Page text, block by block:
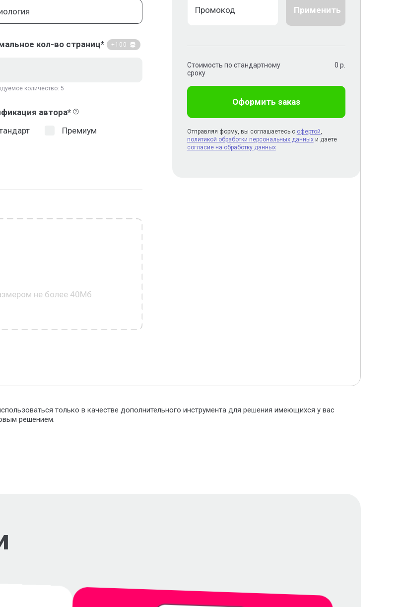
кол-во страниц* +100
количество: 5
автора*
Премиум
не более 40Мб
Применить
Стоимость по стандартному
сроку
0 р.
Оформить заказ
Отправляя форму, вы соглашаетесь с офертой,
политикой обработки персональных данныхи даете
согласие на обработку данных
только в качестве дополнительного инструмента для решения имеющихся у вас
решением.